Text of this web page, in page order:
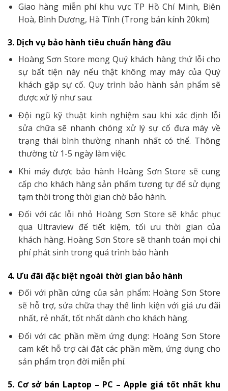
Giao hàng miễn phí khu vực TP Hồ Chí Minh, Biên
Hoà, Bình Dương, Hà Tĩnh (Trong bán kính 20km)
3. Dịch vụ bảo hành tiêu chuẩn hàng đầu
Hoàng Sơn Store mong Quý khách hàng thứ lỗi cho
sự bất tiện này nếu thật không may máy của Quý
khách gặp sự cố. Quy trình bảo hành sản phẩm sẽ
được xử lý như sau:
Đội ngũ kỹ thuật kinh nghiệm sau khi xác định lỗi
sửa chữa sẽ nhanh chóng xử lý sự cố đưa máy về
trạng thái bình thường nhanh nhất có thể. Thông
thường từ 1-5 ngày làm việc.
Khi máy được bảo hành Hoàng Sơn Store sẽ cung
cấp cho khách hàng sản phẩm tương tự để sử dụng
tạm thời trong thời gian chờ bảo hành.
Đối với các lỗi nhỏ Hoàng Sơn Store sẽ khắc phục
qua Ultraview để tiết kiệm, tối ưu thời gian của
khách hàng. Hoàng Sơn Store sẽ thanh toán mọi chi
phí phát sinh trong quá trình bảo hành
4. Ưu đãi đặc biệt ngoài thời gian bảo hành
Đối với phần cứng của sản phẩm: Hoàng Sơn Store
sẽ hỗ trợ, sửa chữa thay thế linh kiện với giá ưu đãi
nhất, rẻ nhất, tốt nhất dành cho khách hàng.
Đối với các phần mềm ứng dụng: Hoàng Sơn Store
cam kết hỗ trợ cài đặt các phần mềm, ứng dụng cho
sản phẩm trọn đời miễn phí.
5. Cơ sở bán Laptop – PC – Apple giá tốt nhất khu